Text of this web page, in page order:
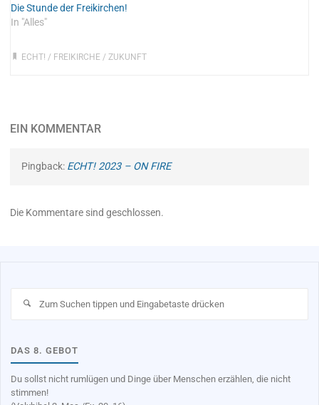
Die Stunde der Freikirchen!
In "Alles"
ECHT! / FREIKIRCHE/ ZUKUNFT
EIN KOMMENTAR
Pingback: ECHT! 2023 – ON FIRE
Die Kommentare sind geschlossen.
DAS 8. GEBOT
Du sollst nicht rumlügen und Dinge über Menschen erzählen, die nicht
stimmen!